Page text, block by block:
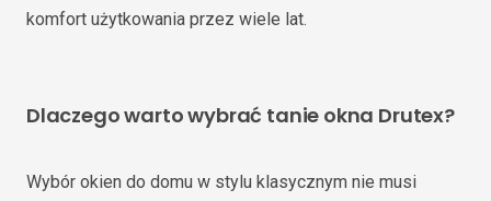
komfort użytkowania przez wiele lat.
Dlaczego warto wybrać tanie okna Drutex?
Wybór okien do domu w stylu klasycznym nie musi